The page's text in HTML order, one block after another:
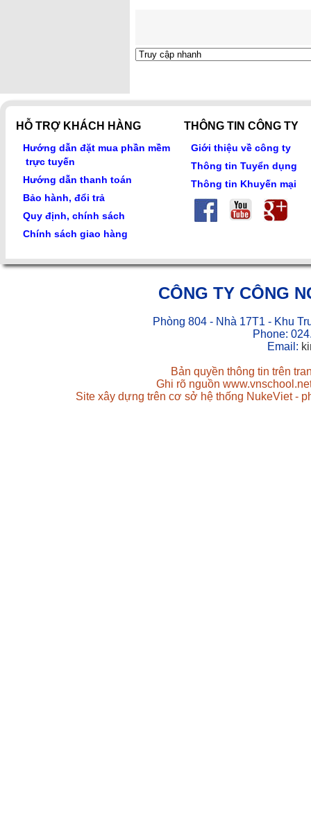
HỖ TRỢ KHÁCH HÀNG
Hướng dẫn đặt mua phần mềm
trực tuyến
Hướng dẫn thanh toán
Bảo hành, đổi trả
Quy định, chính sách
Chính sách giao hàng
THÔNG TIN CÔNG TY
Giới thiệu về công ty
Thông tin Tuyển dụng
Thông tin Khuyến mại
CÔNG TY CÔNG
Phòng 804 - Nhà 17T1 - Khu
Phone:
Email:
Bản quyền thông tin trên
Ghi rõ nguồn
Site xây dựng trên cơ sở hệ thống NukeViet -